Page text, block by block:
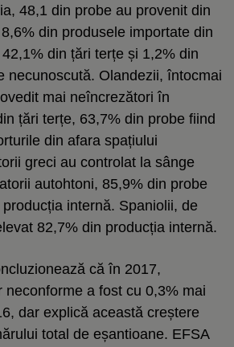
48,1 din probe au provenit din
din produsele importate din
din țări terțe și 1,2% din
necunoscută. Olandezii, întocmai
mai neîncrezători în
țări terțe, 63,7% din probe fiind
din afara spațiului
greci au controlat la sânge
autohtoni, 85,9% din probe
internă. Spaniolii, de
82,7% din producția internă.
că în 2017,
neconforme a fost cu 0,3% mai
dar explică această creștere
total de eșantioane. EFSA